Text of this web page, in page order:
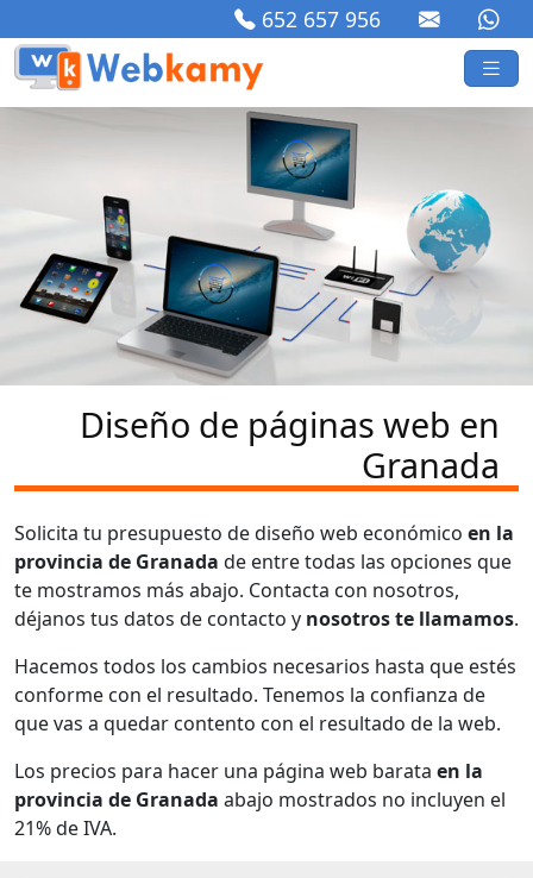
652 657 956
Diseño de páginas web en
Granada
Solicita tu presupuesto de diseño web económico en la
provincia de Granada de entre todas las opciones que
te mostramos más abajo. Contacta con nosotros,
déjanos tus datos de contacto y nosotros te llamamos.
Hacemos todos los cambios necesarios hasta que estés
conforme con el resultado. Tenemos la confianza de
que vas a quedar contento con el resultado de la web.
Los precios para hacer una página web barata en la
provincia de Granada abajo mostrados no incluyen el
21% de IVA.